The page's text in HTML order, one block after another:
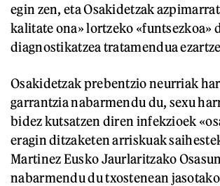
egin zen, eta Osakidetzak
kalitate ona» lortzeko «funtsezkoa»
diagnostikatzea tratamendua
Osakidetzak prebentzio neurriak
garrantzia nabarmendu du, sexu
bidez kutsatzen diren infekzioek
eragin ditzaketen arriskuak
Martinez Eusko Jaurlaritzako
nabarmendu du txostenean